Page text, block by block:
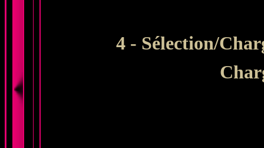
4 - Sélection/